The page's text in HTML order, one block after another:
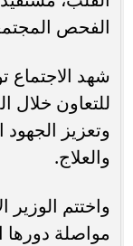
الفحص
شهد
للتعاون خلال
وتعزيز الجهود
والعلاج.
واختتم
مواصلة دورها